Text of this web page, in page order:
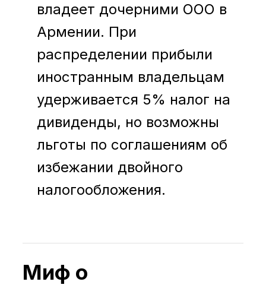
владеет дочерними ООО в
Армении. При
распределении прибыли
иностранным владельцам
удерживается 5% налог на
дивиденды, но возможны
льготы по соглашениям об
избежании двойного
налогообложения.
Миф о